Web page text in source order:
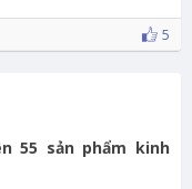
5
55 sản phẩm kinh